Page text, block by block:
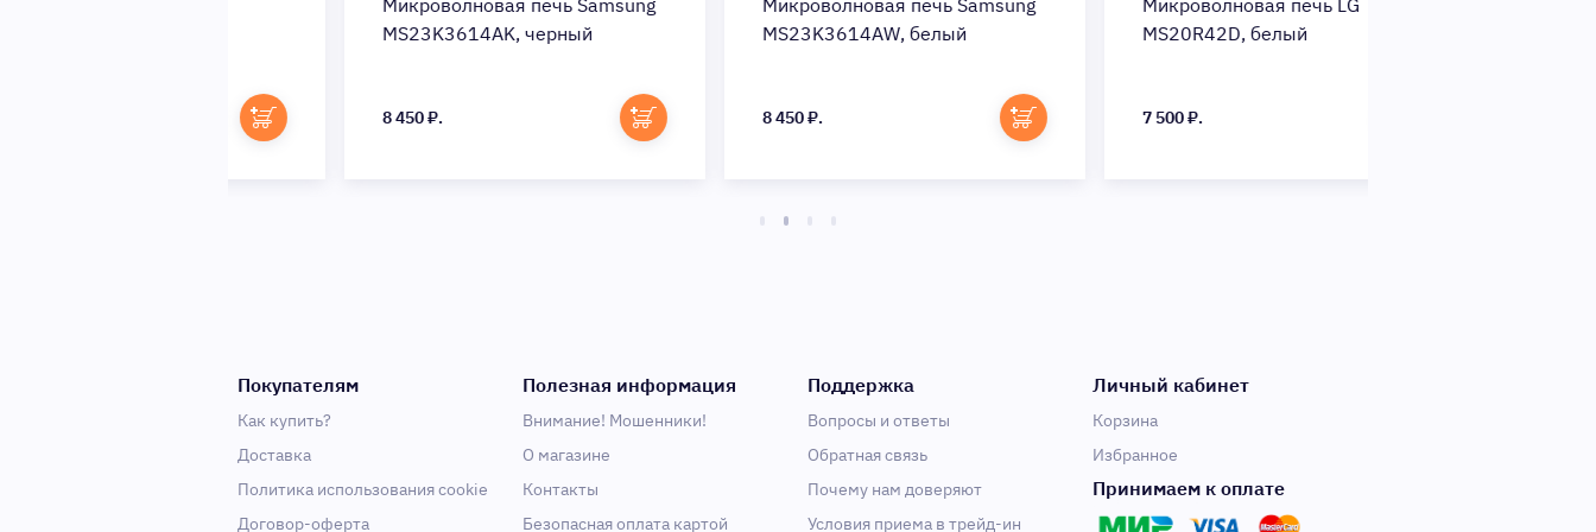
Микроволновая печь Samsung
MS23K3614AK, черный
8 450 ₽.
Микроволновая печь Samsung
MS23K3614AW, белый
8 450 ₽.
Микроволновая печь LG
MS20R42D, белый
7 500 ₽.
Покупателям
Как купить?
Доставка
Политика использования cookie
Договор-оферта
Полезная информация
Внимание! Мошенники!
О магазине
Контакты
Безопасная оплата картой
Поддержка
Вопросы и ответы
Обратная связь
Почему нам доверяют
Условия приема в трейд-ин
Личный кабинет
Корзина
Избранное
Принимаем к оплате